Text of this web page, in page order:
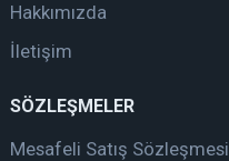
Hakkımızda
İletişim
SÖZLEŞMELER
Mesafeli Satış Sözleşmesi